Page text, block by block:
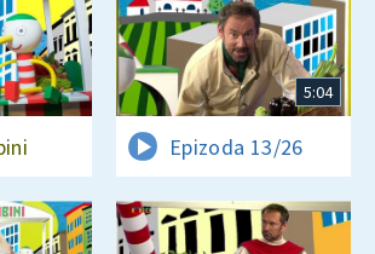
5:04
Epizoda 13/26